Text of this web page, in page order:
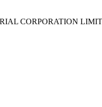
CORPORATION